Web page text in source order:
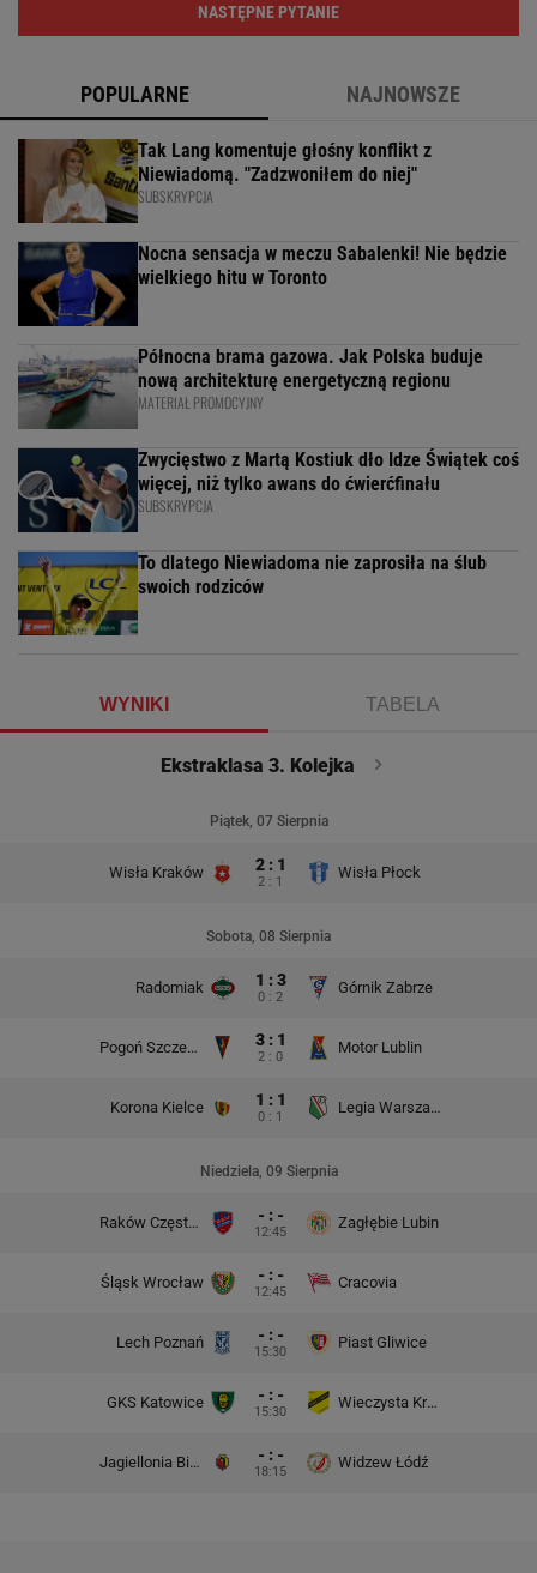
NASTĘPNE PYTANIE
POPULARNE NAJNOWSZE
Tak Lang komentuje głośny konflikt z
Niewiadomą. "Zadzwoniłem do niej"
SUBSKRYPCJA
Nocna sensacja w meczu Sabalenki! Nie będzie
wielkiego hitu w Toronto
Północna brama gazowa. Jak Polska buduje
nową architekturę energetyczną regionu
MATERIAŁ PROMOCYJNY
Zwycięstwo z Martą Kostiuk dło Idze Świątek coś
więcej, niż tylko awans do ćwierćfinału
SUBSKRYPCJA
To dlatego Niewiadoma nie zaprosiła na ślub
swoich rodziców
WYNIKI TABELA
Ekstraklasa 3. Kolejka
Piątek, 07 Sierpnia
Wisła Kraków 2 : 1
2 : 1
Wisła Płock
Sobota, 08 Sierpnia
Radomiak 1 : 3
0 : 2
Górnik Zabrze
Pogoń Szczecin 3 : 1
2 : 0
Motor Lublin
Korona Kielce 1 : 1
0 : 1
Legia Warszawa
Niedziela, 09 Sierpnia
Raków Częstochowa - : -
12:45
Zagłębie Lubin
Śląsk Wrocław - : -
12:45
Cracovia
Lech Poznań - : -
15:30
Piast Gliwice
GKS Katowice - : -
15:30
Wieczysta Kraków
Jagiellonia Białystok - : -
18:15
Widzew Łódź